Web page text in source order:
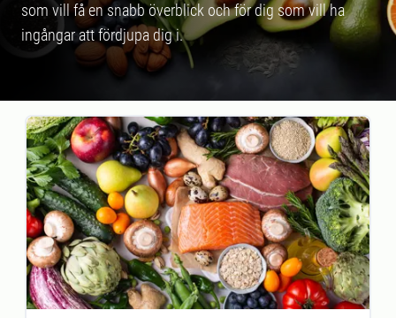
som vill få en snabb överblick och för dig som vill ha
ingångar att fördjupa dig i.